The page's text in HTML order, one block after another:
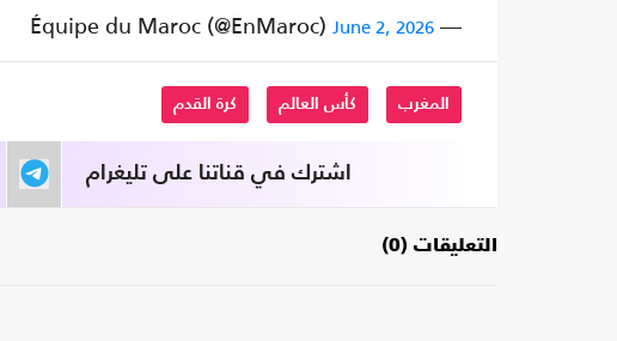
— Équipe du Maroc (@EnMaroc)
June 2, 2026
المغرب كأس العالم كرة القدم
اشترك في قناتنا على تليغرام
التعليقات (0)